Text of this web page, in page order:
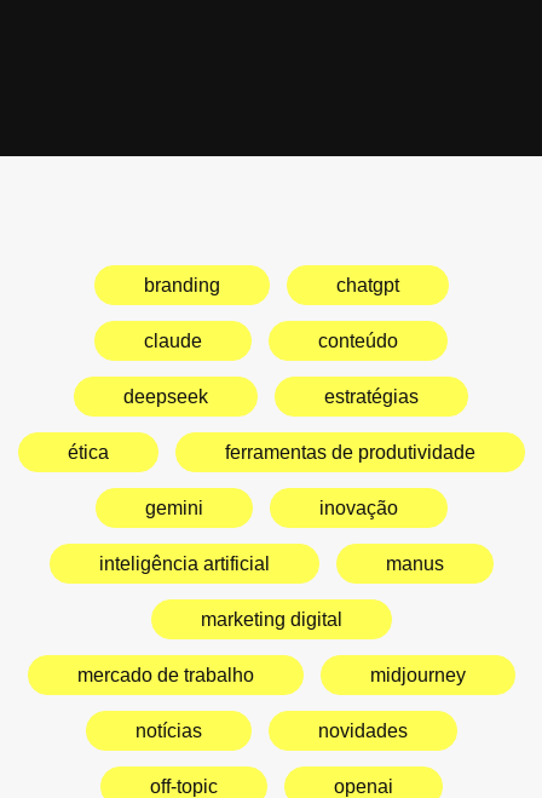
branding chatgpt
claude conteúdo
deepseek estratégias
ética ferramentas de produtividade
gemini inovação
inteligência artificial manus
marketing digital
mercado de trabalho midjourney
notícias novidades
off-topic openai